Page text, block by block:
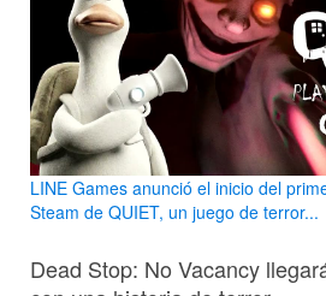
LINE Games anunció el inicio del
Steam de QUIET, un juego de terror...
Dead Stop: No Vacancy